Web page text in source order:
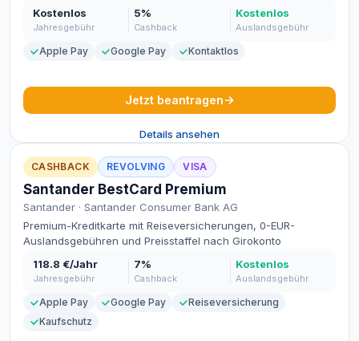
Kostenlos
Jahresgebühr
5%
Cashback
Kostenlos
Auslandsgebühr
Apple Pay Google Pay Kontaktlos
Jetzt beantragen
Details ansehen
CASHBACK REVOLVING VISA
Santander BestCard Premium
Santander · Santander Consumer Bank AG
Premium-Kreditkarte mit Reiseversicherungen, 0-EUR-
Auslandsgebühren und Preisstaffel nach Girokonto
118.8 €/Jahr
Jahresgebühr
7%
Cashback
Kostenlos
Auslandsgebühr
Apple Pay Google Pay
Reiseversicherung
Kaufschutz